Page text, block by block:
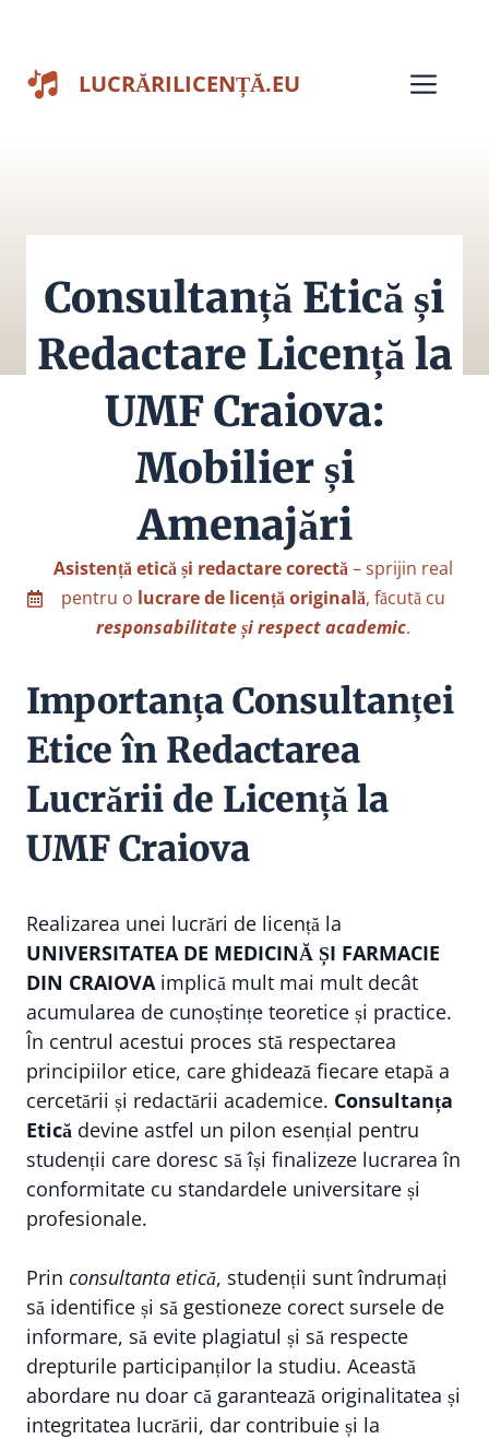
conținut
LUCRĂRILICENȚĂ.EU
Consultanță Etică și
Redactare Licență la
UMF Craiova:
Mobilier și
Amenajări
Asistență etică și redactare corectă– sprijin real
pentru o lucrare de licență originală, făcută cu
responsabilitate și respect academic.
Importanța Consultanței
Etice în Redactarea
Lucrării de Licență la
UMF Craiova
Realizarea unei lucrări de licență la
UNIVERSITATEA DE MEDICINĂ ȘI FARMACIE
DIN CRAIOVAimplică mult mai mult decât
acumularea de cunoștințe teoretice și practice.
În centrul acestui proces stă respectarea
principiilor etice, care ghidează fiecare etapă a
cercetării și redactării academice. Consultanța
Etică devine astfel un pilon esențial pentru
studenții care doresc să își finalizeze lucrarea în
conformitate cu standardele universitare și
profesionale.
Prin consultanta etică, studenții sunt îndrumați
să identifice și să gestioneze corect sursele de
informare, să evite plagiatul și să respecte
drepturile participanților la studiu. Această
abordare nu doar că garantează originalitatea și
integritatea lucrării, dar contribuie și la